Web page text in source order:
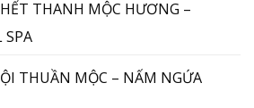
THANH MỘC HƯƠNG –
SPA
THUẦN MỘC – NẤM NGỨA